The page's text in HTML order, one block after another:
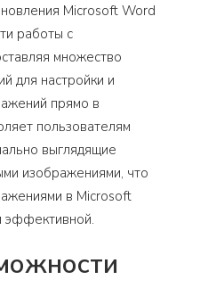
Microsoft Word
работы с
множество
для настройки и
прямо в
пользователям
выглядящие
изображениями, что
в Microsoft
эффективной.